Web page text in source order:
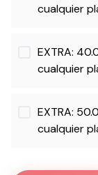
cualquier
EXTRA:
cualquier
EXTRA:
cualquier